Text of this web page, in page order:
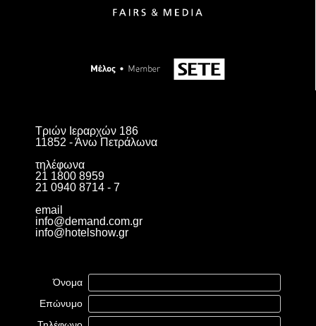
Τριών Ιεραρχών 186
11852 - Άνω Πετράλωνα
τηλέφωνα
21 1800 8959
21 0940 8714 - 7
email
info@demand.com.gr
info@hotelshow.gr
Όνομα
Επώνυμο